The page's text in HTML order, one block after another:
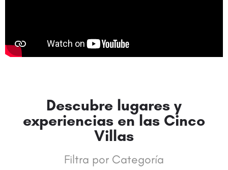
Descubre lugares y
experiencias en las Cinco
Villas
Filtra por Categoría